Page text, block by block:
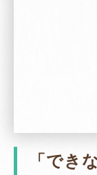
「でき